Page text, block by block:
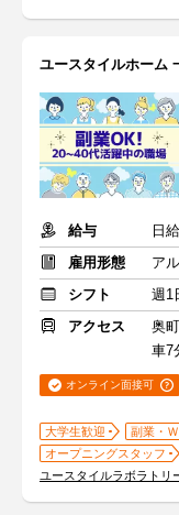
ユースタイルホーム
給与
日
雇用形態
ア
シフト
週1
アクセス
奥
車7
オンライン面接可
大学生歓迎 副業・
オープニングスタッフ
ユースタイルラボラトリ